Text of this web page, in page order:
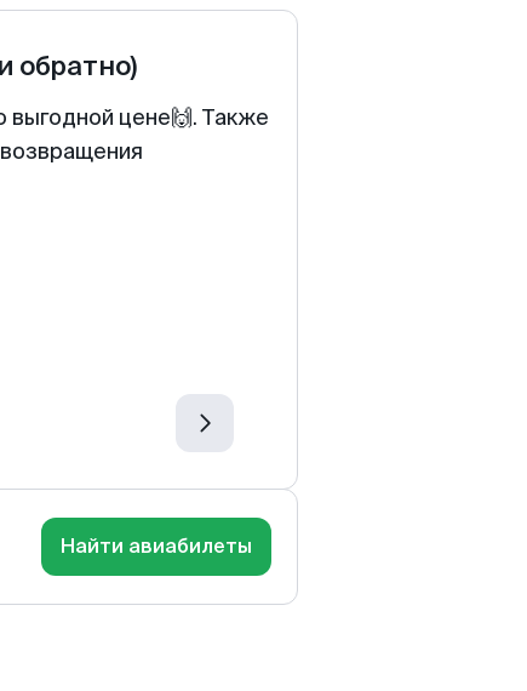
обратно)
выгодной цене🙌. Также
Найти авиабилеты